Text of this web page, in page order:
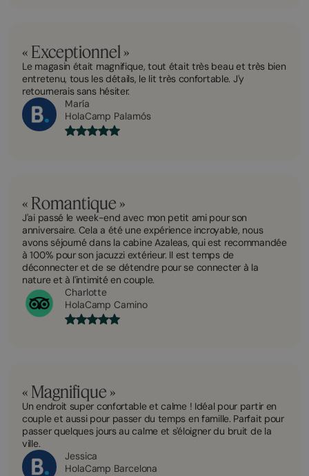
« Exceptionnel »
Le magasin était magnifique, tout était très beau et très bien
entretenu, tous les détails, le lit très confortable. J'y
retournerais sans hésiter.
María
HolaCamp Palamós
« Romantique »
J'ai passé le week-end avec mon petit ami pour son
anniversaire. Cela a été une expérience incroyable, nous
avons séjourné dans la cabine Azaleas, qui est recommandée
à 100% pour son jacuzzi extérieur. Il est temps de
déconnecter et de se détendre pour se connecter à la
nature et à l'intimité en couple.
Charlotte
HolaCamp Camino
« Magnifique »
Un endroit super confortable et calme ! Idéal pour partir en
couple et aussi pour passer du temps en famille. Parfait pour
passer quelques jours au calme et s'éloigner du bruit de la
ville.
Jessica
HolaCamp Barcelona